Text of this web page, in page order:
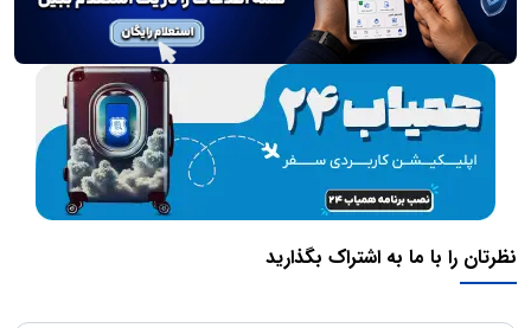
نظرتان را با ما به اشتراک بگذارید